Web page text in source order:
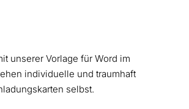
unserer Vorlage für Word im
individuelle und traumhaft
selbst.